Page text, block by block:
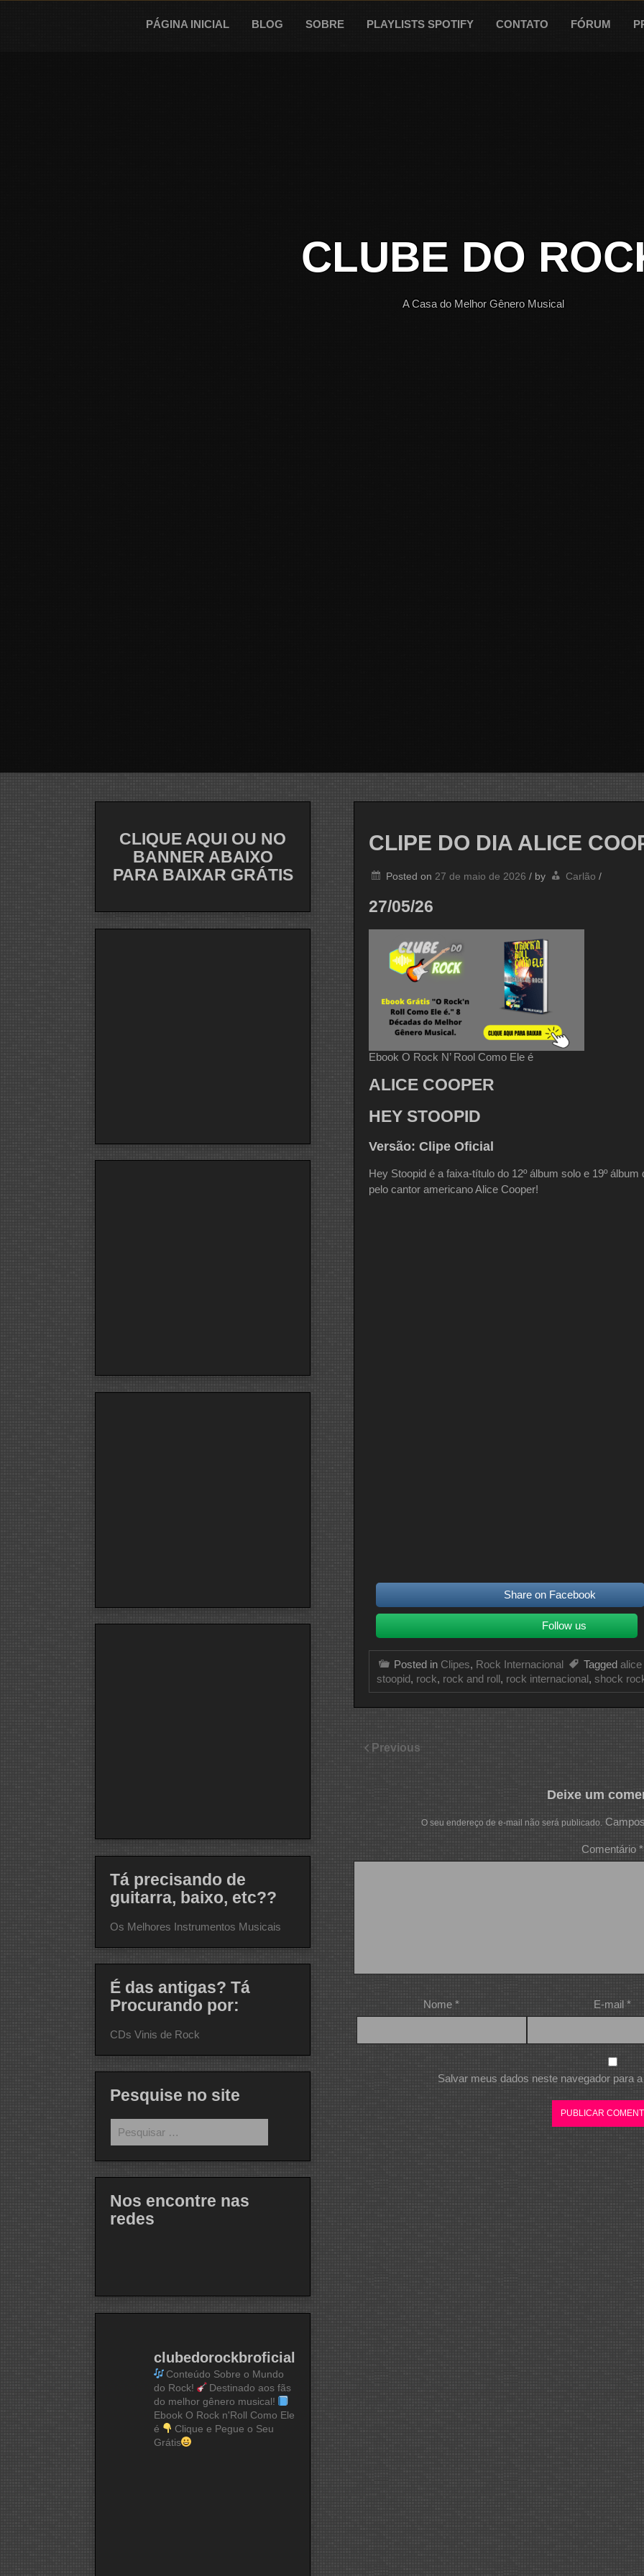
PÁGINA INICIAL BLOG SOBRE PLAYLISTS SPOTIFY CONTATO FÓRUM
CLUBE DO
A Casa do Melhor Gênero Musical
CLIPE DO DIA ALICE
Posted on 27 de maio de 2026 / by Carlão /
27/05/26
Ebook O Rock N’ Rool Como Ele é
ALICE COOPER
HEY STOOPID
Versão: Clipe Oficial
Hey Stoopid é a faixa-título do 12º álbum solo e 19º
pelo cantor americano Alice Cooper!
Share on Facebook
Follow us
Posted in Clipes, Rock Internacional Tagged alice
stoopid, rock, rock and roll, rock internacional, shock
Previous
Deixe um
O seu endereço de e-mail não será publicado.
Comentário *
Nome* E-mail *
Salvar meus dados neste navegador para
CLIQUE AQUI OU NO
BANNER ABAIXO
PARA BAIXAR GRÁTIS
Tá precisando de
guitarra, baixo, etc??
Os Melhores Instrumentos Musicais
É das antigas? Tá
Procurando por:
CDs Vinis de Rock
Pesquise no site
por:
Nos encontre nas
redes
clubedorockbroficial
Conteúdo Sobre o Mundo
do Rock!
Destinado aos fãs
do melhor gênero musical!
Ebook O Rock n'Roll Como Ele
é
Clique e Pegue o Seu
Grátis